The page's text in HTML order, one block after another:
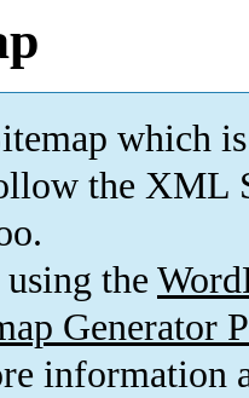
which is
the XML
the
Generator
information